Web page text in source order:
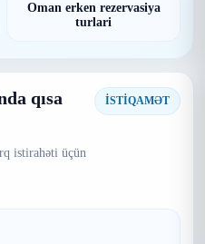
Oman erken rezervasiya
turlari
qısa
istirahəti üçün
İSTİQAMƏT